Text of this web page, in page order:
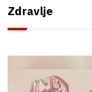
Zdravlje